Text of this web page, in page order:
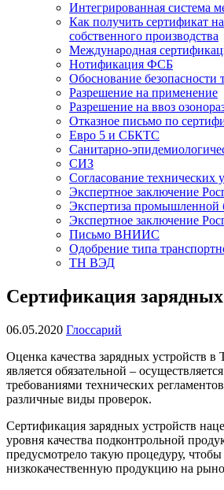
Интегрированная система
Как получить сертификат
собственного производства
Международная
Нотификация ФСБ
Обоснование безопасности
Разрешение на применение
Разрешение на ввоз
Отказное письмо по
Евро 5 и СБКТС
Санитарно-
СИЗ
Согласование технических
Экспертное заключение
Экспертиза промышленной
Экспертное заключение
Письмо ВНИИС
Одобрение типа
ТН ВЭД
Сертификация зарядных
06.05.2020 Глоссарий
Оценка качества зарядных устройств
является обязательной –
требованиями технических
различные виды проверок.
Сертификация зарядных устройств
уровня качества подконтрольной
предусмотрело такую процедуру, чтобы
низкокачественную продукцию на